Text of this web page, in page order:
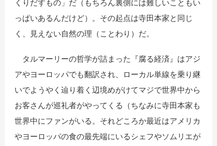
くりだすもの」だ（もちろん裏側には難しいこともい
っぱいあるんだけど）。その起点は寺田本家と同じ
く、見えない自然の理（ことわり）だ。
タルマーリーの哲学が詰まった『腐る経済』はアジ
アやヨーロッパでも翻訳され、ローカル単線を乗り継
いでようやく辿り着く辺境めがけてマジで世界中から
お客さんが巡礼者がやってくる（ちなみに寺田本家も
世界中にファンがいる。それどころか最近はアメリカ
やヨーロッパの食の最先端にいるシェフやソムリエが